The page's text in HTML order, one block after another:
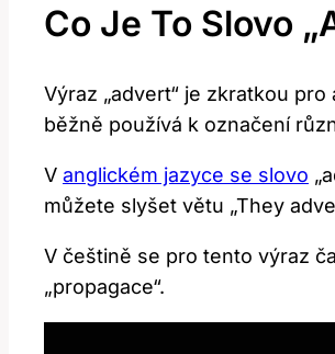
Co Je To Slovo
Výraz „advert“ je zkratkou
běžně používá k označení
V anglickém jazyce se slovo
můžete slyšet větu „They
V češtině se pro tento výraz
„propagace“.